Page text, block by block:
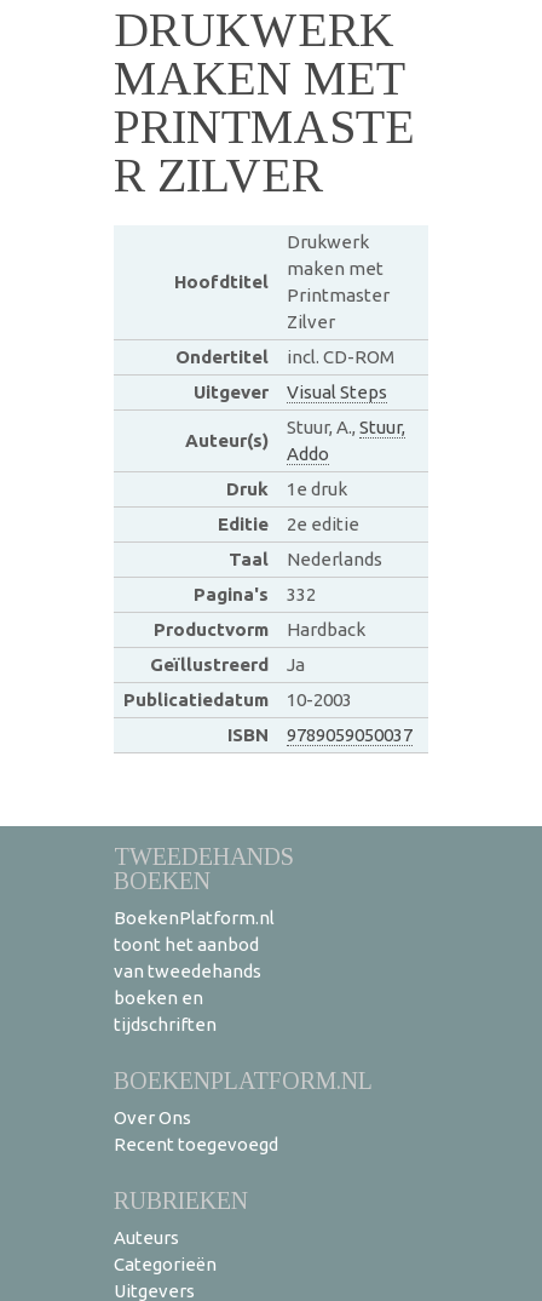
DRUKWERK
MAKEN MET
PRINTMASTE
R ZILVER
Hoofdtitel
Drukwerk
maken met
Printmaster
Zilver
Ondertitel
incl. CD-ROM
Uitgever
Visual Steps
Auteur(s)
Stuur, A., Stuur,
Addo
Druk
1e druk
Editie
2e editie
Taal
Nederlands
Pagina's
332
Productvorm
Hardback
Geïllustreerd
Ja
Publicatiedatum
10-2003
ISBN
9789059050037
TWEEDEHANDS
BOEKEN
BoekenPlatform.nl
toont het aanbod
van tweedehands
boeken en
tijdschriften
BOEKENPLATFORM.NL
Over Ons
Recent toegevoegd
RUBRIEKEN
Auteurs
Categorieën
Uitgevers